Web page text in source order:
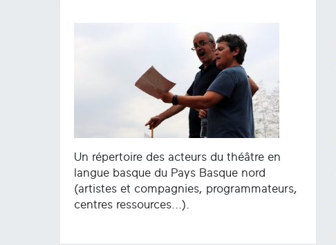
Un répertoire des acteurs du théâtre en
langue basque du Pays Basque nord
(artistes et compagnies, programmateurs,
centres ressources...).